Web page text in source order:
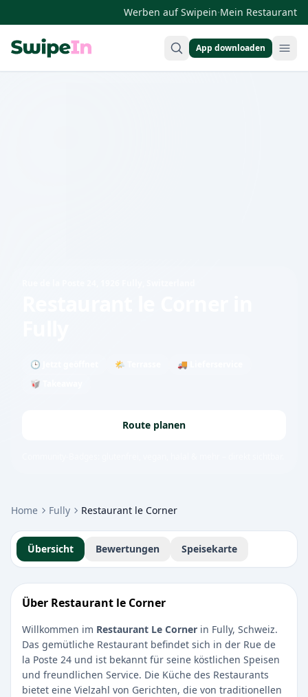
Werben auf Swipein·Mein Restaurant
App downloaden
🕒 Jetzt geöffnet 🌤 Terrasse
🚚 Lieferservice
🥡 Takeaway
Route planen
Home Fully Restaurant le Corner
Übersicht Bewertungen Speisekarte
Über Restaurant le Corner
Willkommen im Restaurant Le Corner in Fully, Schweiz.
Das gemütliche Restaurant befindet sich in der Rue de
la Poste 24 und ist bekannt für seine köstlichen Speisen
und freundlichen Service. Die Küche des Restaurants
bietet eine Vielzahl von Gerichten, die von traditionellen